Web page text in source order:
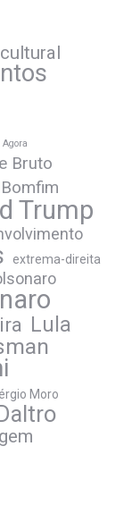
Bruto
Trump
extrema-direita
Lula
Moro